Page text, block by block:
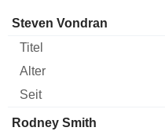
Manager Titel Alter
Steven Vondran
Rodney Smith